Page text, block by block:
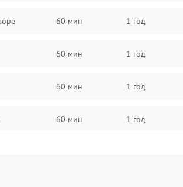
60 мин 1 год
60 мин 1 год
60 мин 1 год
60 мин 1 год